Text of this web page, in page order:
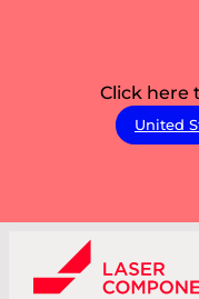
Click here
United